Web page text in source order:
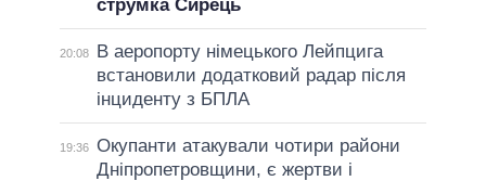
струмка Сирець
20:08
В аеропорту німецького Лейпцига
встановили додатковий радар після
інциденту з БПЛА
19:36 Окупанти атакували чотири райони
Дніпропетровщини, є жертви і